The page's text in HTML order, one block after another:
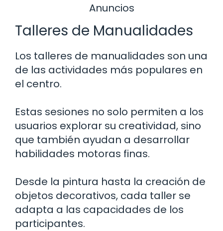
Anuncios
Talleres de Manualidades
Los talleres de manualidades son una
de las actividades más populares en
el centro.
Estas sesiones no solo permiten a los
usuarios explorar su creatividad, sino
que también ayudan a desarrollar
habilidades motoras finas.
Desde la pintura hasta la creación de
objetos decorativos, cada taller se
adapta a las capacidades de los
participantes.